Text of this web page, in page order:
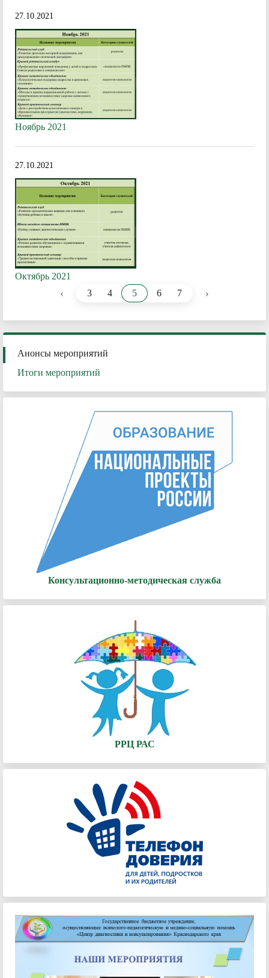
27.10.2021
Ноябрь 2021
27.10.2021
Октябрь 2021
‹ 3 4 5 6 7 ›
Анонсы мероприятий
Итоги мероприятий
Консультационно-методическая служба
РРЦ РАС